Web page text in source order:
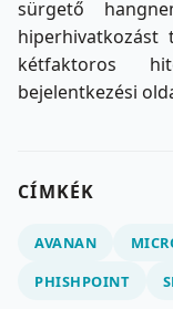
sürgető
hiperhivatkozást
kétfaktoros
bejelentkezési
CÍMKÉK
AVANAN
PHISHPOINT